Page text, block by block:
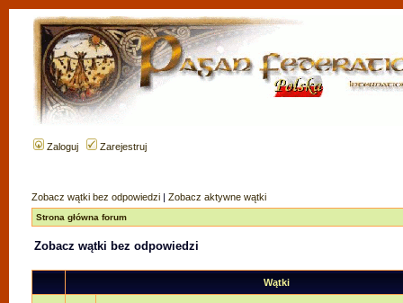
Zaloguj Zarejestruj
Zobacz wątki bez odpowiedzi | Zobacz aktywne wątki
Strona główna forum
Zobacz wątki bez odpowiedzi
Wątki